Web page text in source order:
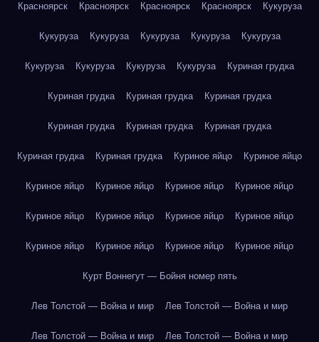
Красноярск Красноярск Красноярск Красноярск Кукуруза
Кукуруза Кукуруза Кукуруза Кукуруза Кукуруза
Кукуруза Кукуруза Кукуруза Кукуруза Куриная грудка
Куриная грудка Куриная грудка Куриная грудка
Куриная грудка Куриная грудка Куриная грудка
Куриная грудка Куриная грудка Куриное яйцо Куриное яйцо
Куриное яйцо Куриное яйцо Куриное яйцо Куриное яйцо
Куриное яйцо Куриное яйцо Куриное яйцо Куриное яйцо
Куриное яйцо Куриное яйцо Куриное яйцо Куриное яйцо
Курт Воннегут — Бойня номер пять
Лев Толстой — Война и мир Лев Толстой — Война и мир
Лев Толстой — Война и мир Лев Толстой — Война и мир